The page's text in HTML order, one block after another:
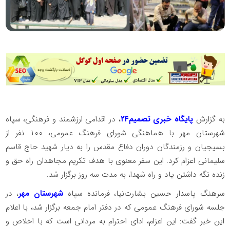
به گزارش پایگاه خبری تصمیم۲۴
، در اقدامی ارزشمند و فرهنگی، سپاه
شهرستان مهر با هماهنگی شورای فرهنگ عمومی، ۱۰۰ نفر از
بسیجیان و رزمندگان دوران دفاع مقدس را به دیار شهید حاج قاسم
سلیمانی اعزام کرد. این سفر معنوی با هدف تکریم مجاهدان راه حق و
زنده نگه داشتن یاد و راه شهدا، به مدت سه روز برگزار شد.
سرهنگ پاسدار حسین بشارت‌نیا، فرمانده سپاه شهرستان مهر، در
جلسه شورای فرهنگ عمومی که در دفتر امام جمعه برگزار شد، با اعلام
این خبر گفت: این اعزام، ادای احترام به مردانی است که با اخلاص و